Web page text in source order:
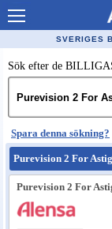
Allt om Linser
Billiga
Återförsäljare linser
Populära linser
Kontaktlinstyper
Linsvätska
SVERIGES
Sök efter de
Spara denna sökning?
Purevision 2 For
Purevision 2 For